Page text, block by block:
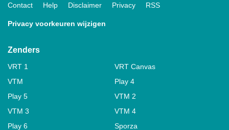
Contact Help Disclaimer Privacy RSS
Privacy voorkeuren wijzigen
Zenders
VRT 1
VRT Canvas
VTM
Play 4
Play 5
VTM 2
VTM 3
VTM 4
Play 6
Sporza